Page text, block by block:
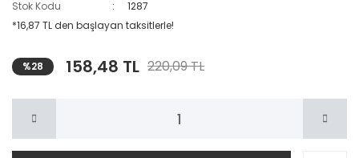
Stok Kodu
1287
*16,87 TL den başlayan taksitlerle!
%28 158,48 TL 220,09 TL